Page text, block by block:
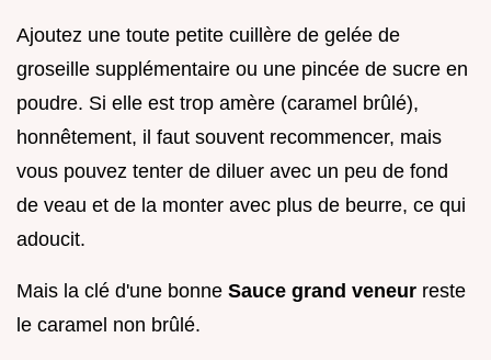
Ajoutez une toute petite cuillère de gelée de
groseille supplémentaire ou une pincée de sucre en
poudre. Si elle est trop amère (caramel brûlé),
honnêtement, il faut souvent recommencer, mais
vous pouvez tenter de diluer avec un peu de fond
de veau et de la monter avec plus de beurre, ce qui
adoucit.
Mais la clé d'une bonne Sauce grand veneur reste
le caramel non brûlé.